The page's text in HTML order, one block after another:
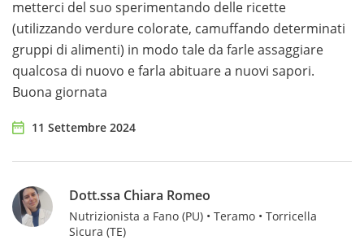
metterci del suo sperimentando delle ricette
(utilizzando verdure colorate, camuffando determinati
gruppi di alimenti) in modo tale da farle assaggiare
qualcosa di nuovo e farla abituare a nuovi sapori.
Buona giornata
11 Settembre 2024
Dott.ssa Chiara Romeo
Nutrizionista a Fano (PU) • Teramo • Torricella
Sicura (TE)